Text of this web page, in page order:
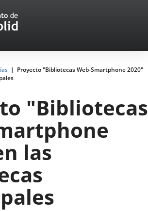
Proyecto "Bibliotecas Web-Smartphone 2020"
"Bibliotecas
las